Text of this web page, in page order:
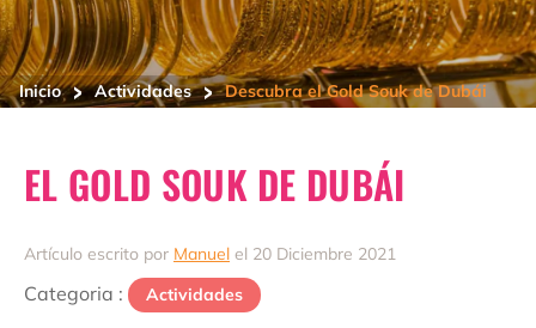
Inicio > Actividades > Descubra el Gold Souk de Dubái
EL GOLD SOUK DE DUBÁI
Artículo escrito por Manuel el 20 Diciembre 2021
Categoria : Actividades